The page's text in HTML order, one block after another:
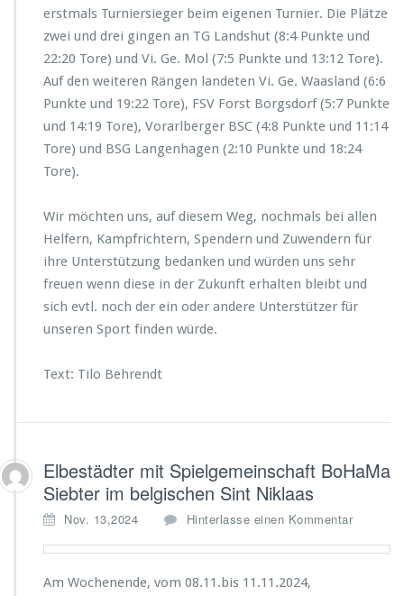
erstmals Turniersieger beim eigenen Turnier. Die Plätze
zwei und drei gingen an TG Landshut (8:4 Punkte und
22:20 Tore) und Vi. Ge. Mol (7:5 Punkte und 13:12 Tore).
Auf den weiteren Rängen landeten Vi. Ge. Waasland (6:6
Punkte und 19:22 Tore), FSV Forst Borgsdorf (5:7 Punkte
und 14:19 Tore), Vorarlberger BSC (4:8 Punkte und 11:14
Tore) und BSG Langenhagen (2:10 Punkte und 18:24
Tore).
Wir möchten uns, auf diesem Weg, nochmals bei allen
Helfern, Kampfrichtern, Spendern und Zuwendern für
ihre Unterstützung bedanken und würden uns sehr
freuen wenn diese in der Zukunft erhalten bleibt und
sich evtl. noch der ein oder andere Unterstützer für
unseren Sport finden würde.
Text: Tilo Behrendt
Elbestädter mit Spielgemeinschaft BoHaMa
Siebter im belgischen Sint Niklaas
Nov. 13,2024 Hinterlasse einen Kommentar
Am Wochenende, vom 08.11.bis 11.11.2024,